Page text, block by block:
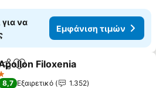
να
Εμφάνιση τιμών
Προσθήκη στα αγαπημένα
Filoxenia
Αστέρια
8,7 Εξαιρετικό
1.352